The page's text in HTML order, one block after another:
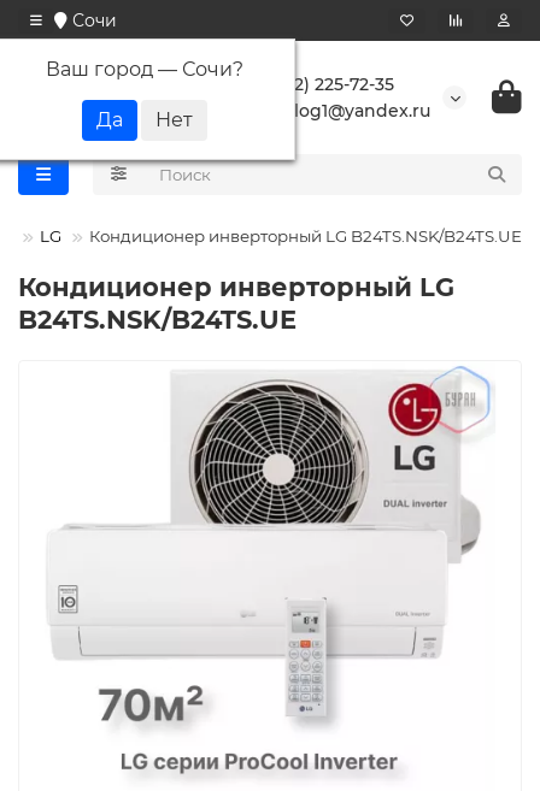
Сочи
Ваш город — Сочи?
+7 (862) 225-72-35
buranlog1@yandex.ru
LG Кондиционер инверторный LG B24TS.NSK/B24TS.UE
Кондиционер инверторный LG
B24TS.NSK/B24TS.UE